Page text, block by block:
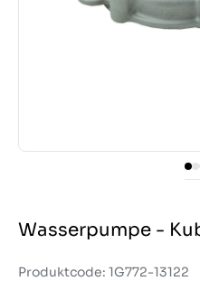
Wasserpumpe -
Produktcode: 1G772-13122